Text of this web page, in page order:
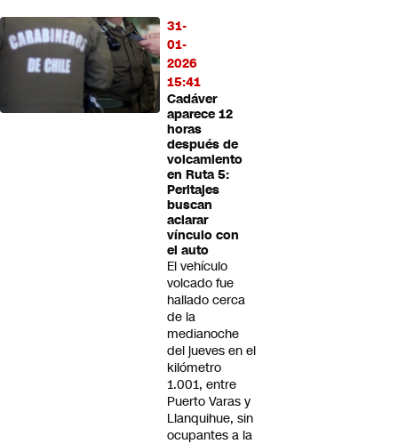
31-
01-
2026
15:41
Cadáver
aparece 12
horas
después de
volcamiento
en Ruta 5:
Peritajes
buscan
aclarar
vínculo con
el auto
El vehículo
volcado fue
hallado cerca
de la
medianoche
del jueves en el
kilómetro
1.001, entre
Puerto Varas y
Llanquihue, sin
ocupantes a la